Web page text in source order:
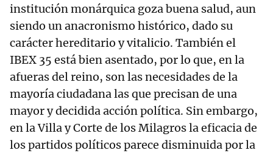
institución monárquica goza buena salud, aun
siendo un anacronismo histórico, dado su
carácter hereditario y vitalicio. También el
IBEX 35 está bien asentado, por lo que, en la
afueras del reino, son las necesidades de la
mayoría ciudadana las que precisan de una
mayor y decidida acción política. Sin embargo,
en la Villa y Corte de los Milagros la eficacia de
los partidos políticos parece disminuida por la